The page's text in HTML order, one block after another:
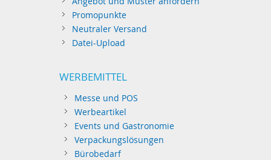
Promopunkte
Neutraler Versand
Datei-Upload
WERBEMITTEL
Messe und POS
Werbeartikel
Events und Gastronomie
Verpackungslösungen
Bürobedarf